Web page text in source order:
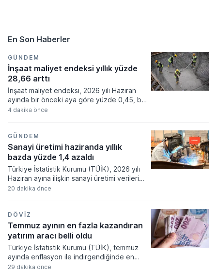
En Son Haberler
GÜNDEM
İnşaat maliyet endeksi yıllık yüzde
28,66 arttı
İnşaat maliyet endeksi, 2026 yılı Haziran
ayında bir önceki aya göre yüzde 0,45, bir
önceki yılın aynı ayına göre yüzde 28,66
4 dakika önce
GÜNDEM
Sanayi üretimi haziranda yıllık
bazda yüzde 1,4 azaldı
Türkiye İstatistik Kurumu (TÜİK), 2026 yılı
Haziran ayına ilişkin sanayi üretimi verilerini
yayımladı. Sanayi üretimi haziran ayında
oranında artış kaydetti.
20 dakika önce
DÖVIZ
Temmuz ayının en fazla kazandıran
yatırım aracı belli oldu
Türkiye İstatistik Kurumu (TÜİK), temmuz
ayında enflasyon ile indirgendiğinde en
yüksek reel getirinin mevduat faizinde
29 dakika önce